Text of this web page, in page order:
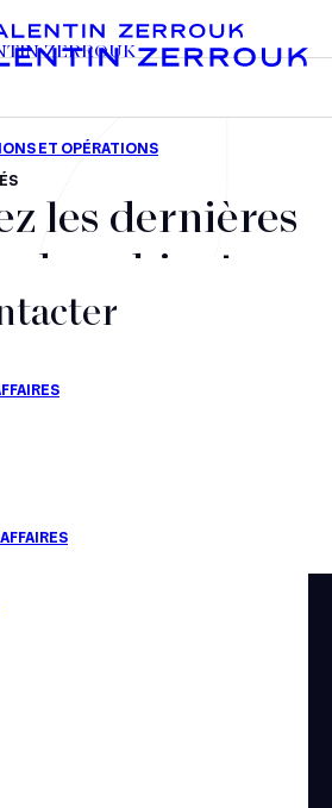
ZERROUK
opérations stratégiques
les dernières
du cabinet,
et nos
jour après
recherche